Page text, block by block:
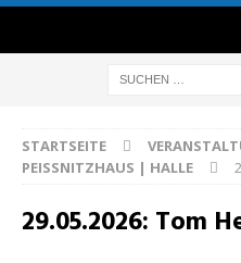
STARTSEITE
PEISSNITZHAUS | HALLE
29.05.2026: Tom